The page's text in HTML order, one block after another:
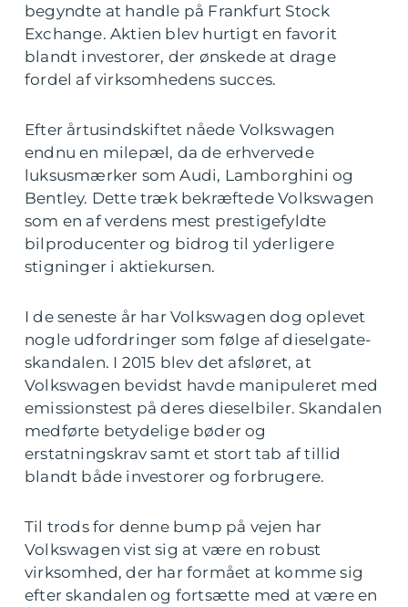
begyndte at handle på Frankfurt Stock
Exchange. Aktien blev hurtigt en favorit
blandt investorer, der ønskede at drage
fordel af virksomhedens succes.
Efter årtusindskiftet nåede Volkswagen
endnu en milepæl, da de erhvervede
luksusmærker som Audi, Lamborghini og
Bentley. Dette træk bekræftede Volkswagen
som en af verdens mest prestigefyldte
bilproducenter og bidrog til yderligere
stigninger i aktiekursen.
I de seneste år har Volkswagen dog oplevet
nogle udfordringer som følge af dieselgate-
skandalen. I 2015 blev det afsløret, at
Volkswagen bevidst havde manipuleret med
emissionstest på deres dieselbiler. Skandalen
medførte betydelige bøder og
erstatningskrav samt et stort tab af tillid
blandt både investorer og forbrugere.
Til trods for denne bump på vejen har
Volkswagen vist sig at være en robust
virksomhed, der har formået at komme sig
efter skandalen og fortsætte med at være en